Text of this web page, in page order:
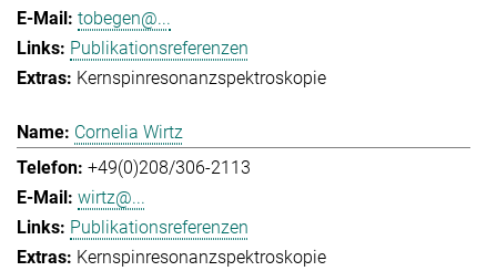
tobegen@...
Publikationsreferenzen
Kernspinresonanzspektroskopie
Cornelia Wirtz
+49(0)208/306-2113
wirtz@...
Publikationsreferenzen
Kernspinresonanzspektroskopie